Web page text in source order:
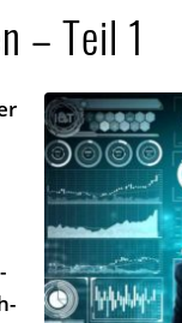
– Teil 1